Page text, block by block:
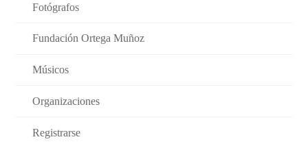
Fotógrafos
Fundación Ortega Muñoz
Músicos
Organizaciones
Registrarse